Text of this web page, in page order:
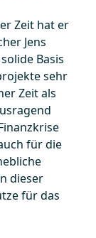
Zeit hat er
Jens
Basis
sehr
Zeit als
für die
dieser
für das